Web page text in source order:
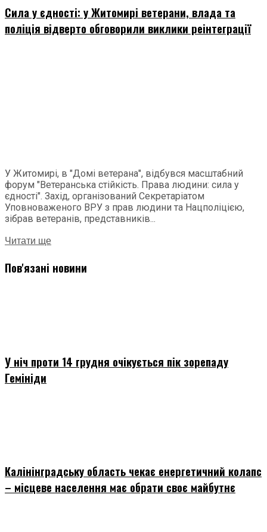
Сила у єдності: у Житомирі ветерани, влада та
поліція відверто обговорили виклики реінтеграції
У Житомирі, в "Домі ветерана", відбувся масштабний
форум "Ветеранська стійкість. Права людини: сила у
єдності". Захід, організований Секретаріатом
Уповноваженого ВРУ з прав людини та Нацполіцією,
зібрав ветеранів, представників...
Читати ще
Пов'язані новини
У ніч проти 14 грудня очікується пік зорепаду
Гемініди
Калінінградську область чекає енергетичний колапс
– місцеве населення має обрати своє майбутнє